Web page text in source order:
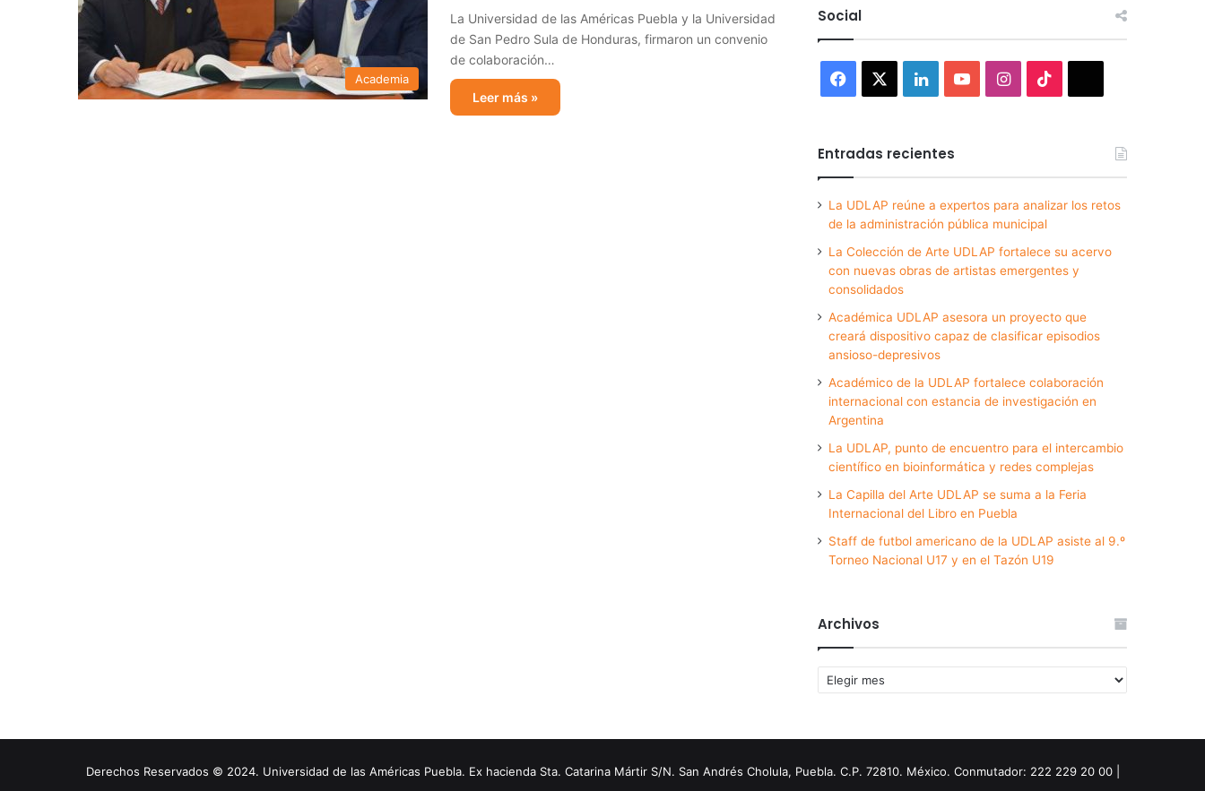
Academia
La Universidad de las Américas Puebla y la Universidad
de San Pedro Sula de Honduras, firmaron un convenio
de colaboración…
Leer más »
Social
Facebook LinkedInYouTubeInstagram
Entradas recientes
La UDLAP reúne a expertos para analizar los retos
de la administración pública municipal
La Colección de Arte UDLAP fortalece su acervo
con nuevas obras de artistas emergentes y
consolidados
Académica UDLAP asesora un proyecto que
creará dispositivo capaz de clasificar episodios
ansioso-depresivos
Académico de la UDLAP fortalece colaboración
internacional con estancia de investigación en
Argentina
La UDLAP, punto de encuentro para el intercambio
científico en bioinformática y redes complejas
La Capilla del Arte UDLAP se suma a la Feria
Internacional del Libro en Puebla
Staff de futbol americano de la UDLAP asiste al 9.º
Torneo Nacional U17 y en el Tazón U19
Archivos
Archivos
Derechos Reservados © 2024. Universidad de las Américas Puebla. Ex hacienda Sta. Catarina Mártir S/N. San Andrés Cholula, Puebla. C.P. 72810. México. Conmutador: 222 229 20 00 |